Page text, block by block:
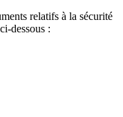
relatifs à la sécurité
dessous :